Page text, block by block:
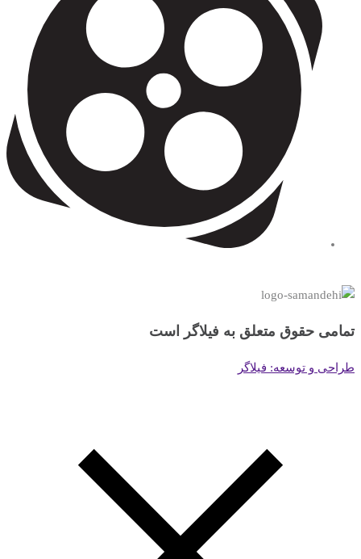
تمامی حقوق متعلق به فیلاگر است
طراحی و توسعه: فیلاگر